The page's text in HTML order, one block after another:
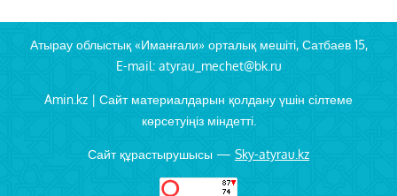
Атырау облыстық «Иманғали» орталық мешіті, Сатбаев 15,
E-mail: atyrau_mechet@bk.ru
Amin.kz | Сайт материалдарын қолдану үшін сілтеме
көрсетуіңіз міндетті.
Сайт құрастырушысы — Sky-atyrau.kz